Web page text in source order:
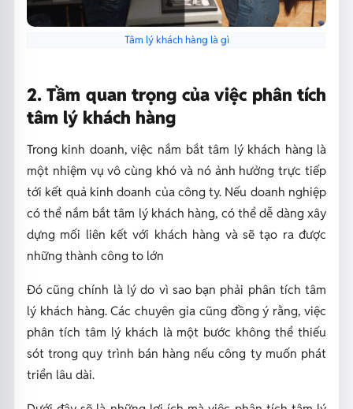
Tâm lý khách hàng là gì
2. Tầm quan trọng của việc phân tích
tâm lý khách hàng
Trong kinh doanh, việc nắm bắt tâm lý khách hàng là
một nhiệm vụ vô cùng khó và nó ảnh hưởng trực tiếp
tới kết quả kinh doanh của công ty. Nếu doanh nghiệp
có thể nắm bắt tâm lý khách hàng, có thể dễ dàng xây
dựng mối liên kết với khách hàng và sẽ tạo ra được
những thành công to lớn
Đó cũng chính là lý do vì sao bạn phải phân tích tâm
lý khách hàng. Các chuyên gia cũng đồng ý rằng, việc
phân tích tâm lý khách là một bước không thể thiếu
sót trong quy trình bán hàng nếu công ty muốn phát
triển lâu dài.